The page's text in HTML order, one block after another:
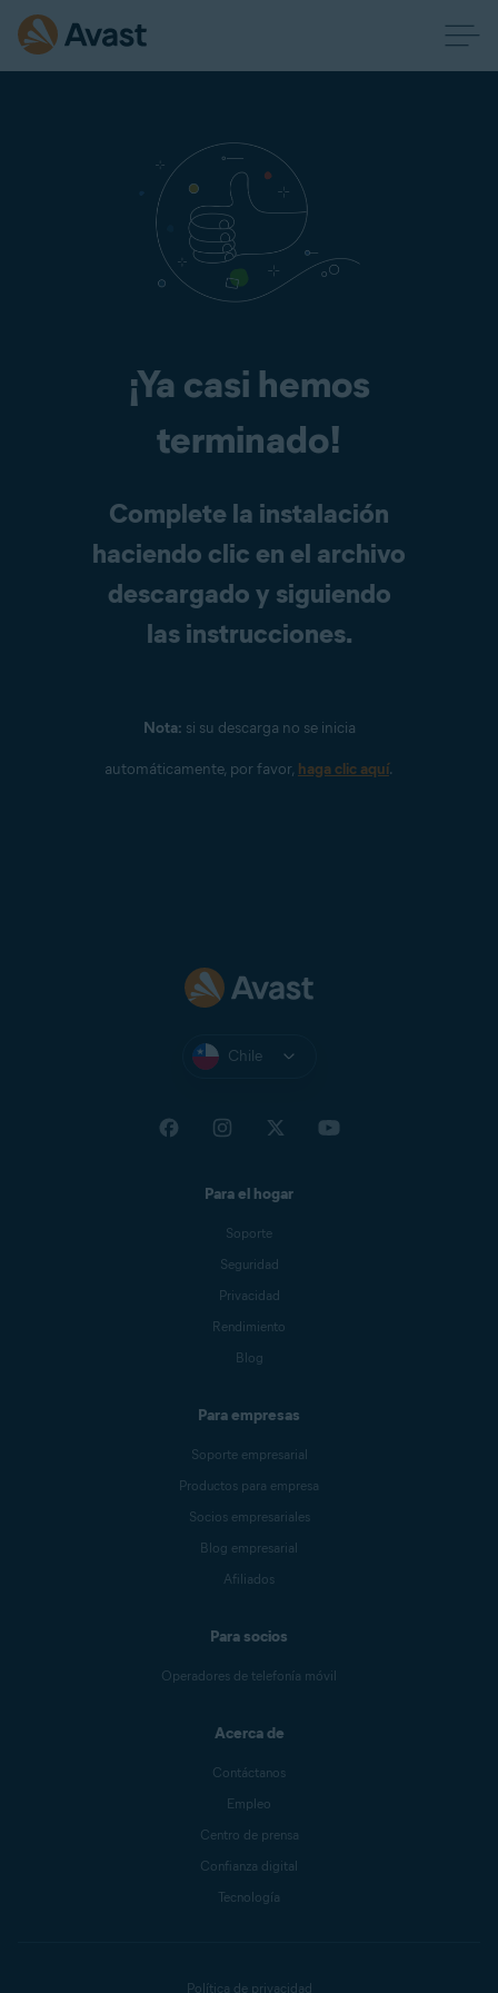
¡Ya casi hemos
terminado!
Complete la instalación
haciendo clic en el archivo
descargado y siguiendo
las instrucciones.
Nota: si su descarga no se inicia
automáticamente, por favor, haga clic aquí.
Chile
Para el hogar
Soporte
Seguridad
Privacidad
Rendimiento
Blog
Para empresas
Soporte empresarial
Productos para empresa
Socios empresariales
Blog empresarial
Afiliados
Para socios
Operadores de telefonía móvil
Acerca de
Contáctanos
Empleo
Centro de prensa
Confianza digital
Tecnología
Política de privacidad